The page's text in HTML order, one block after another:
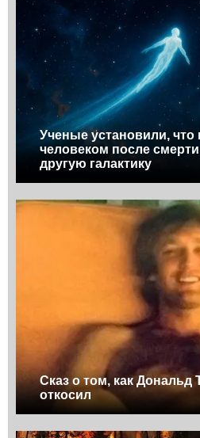
Ученые установили, что
человеком после
другую галактику
Сказ о том, как Дональд
откосил